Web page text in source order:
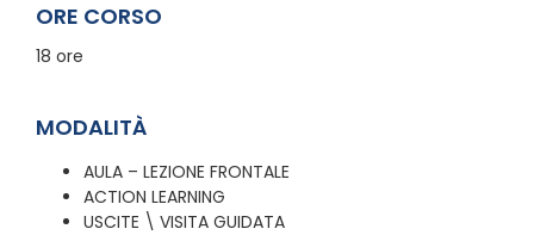
ORE CORSO
18 ore
MODALITÀ
AULA – LEZIONE FRONTALE
ACTION LEARNING
USCITE \ VISITA GUIDATA